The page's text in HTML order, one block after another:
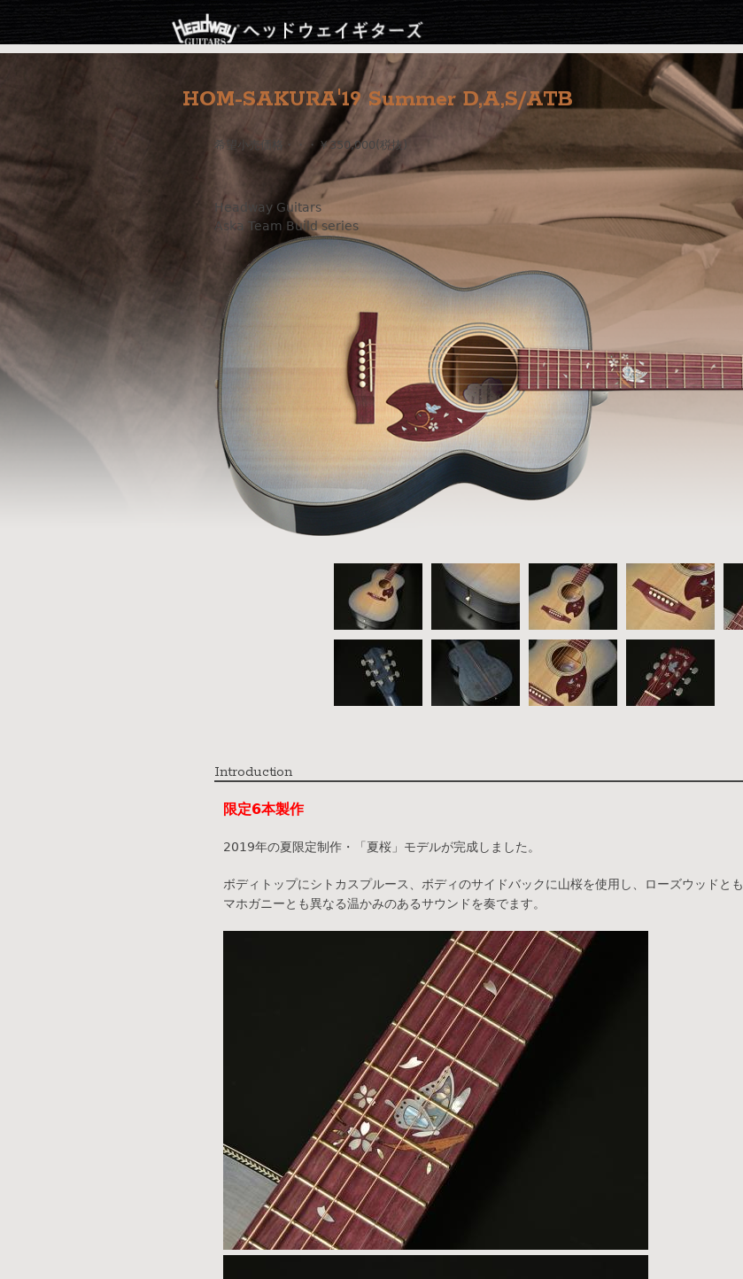
Jump to navigation
HOM-SAKURA'19 Summer D,A,S/ATB
希望小売価格・・・￥350,000(税抜)
Headway Guitars
Aska Team Build series
Introduction
限定6本製作
2019年の夏限定制作・「夏桜」モデルが完成しました。
ボディトップにシトカスプルース、ボディのサイドバックに山桜を使用し、ローズウッドとも
マホガニーとも異なる温かみのあるサウンドを奏でます。